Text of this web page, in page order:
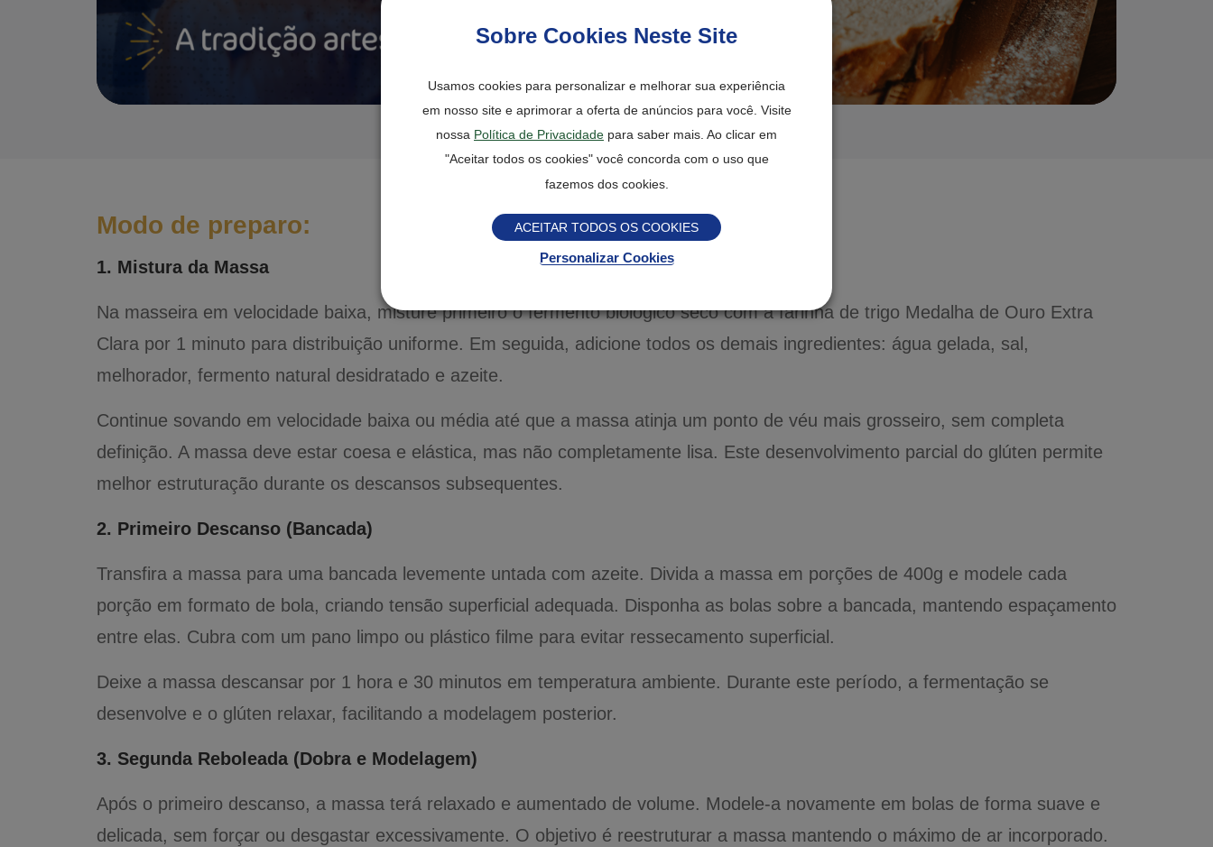
Modo de preparo:
1. Mistura da Massa
Na masseira em velocidade baixa, misture primeiro o fermento biológico seco com a farinha de trigo Medalha de Ouro Extra
Clara por 1 minuto para distribuição uniforme. Em seguida, adicione todos os demais ingredientes: água gelada, sal,
melhorador, fermento natural desidratado e azeite.
Continue sovando em velocidade baixa ou média até que a massa atinja um ponto de véu mais grosseiro, sem completa
definição. A massa deve estar coesa e elástica, mas não completamente lisa. Este desenvolvimento parcial do glúten permite
melhor estruturação durante os descansos subsequentes.
2. Primeiro Descanso (Bancada)
Transfira a massa para uma bancada levemente untada com azeite. Divida a massa em porções de 400g e modele cada
porção em formato de bola, criando tensão superficial adequada. Disponha as bolas sobre a bancada, mantendo espaçamento
entre elas. Cubra com um pano limpo ou plástico filme para evitar ressecamento superficial.
Deixe a massa descansar por 1 hora e 30 minutos em temperatura ambiente. Durante este período, a fermentação se
desenvolve e o glúten relaxar, facilitando a modelagem posterior.
3. Segunda Reboleada (Dobra e Modelagem)
Após o primeiro descanso, a massa terá relaxado e aumentado de volume. Modele-a novamente em bolas de forma suave e
delicada, sem forçar ou desgastar excessivamente. O objetivo é reestruturar a massa mantendo o máximo de ar incorporado.
Sobre Cookies Neste Site
Usamos cookies para personalizar e melhorar sua experiência
em nosso site e aprimorar a oferta de anúncios para você. Visite
nossa Política de Privacidade para saber mais. Ao clicar em
"Aceitar todos os cookies" você concorda com o uso que
fazemos dos cookies.
ACEITAR TODOS OS COOKIES
Personalizar Cookies